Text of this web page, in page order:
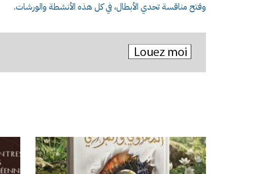
وفتح مناقسة تحدي الأبطال، في كل هذه الأنشطة والورشات.